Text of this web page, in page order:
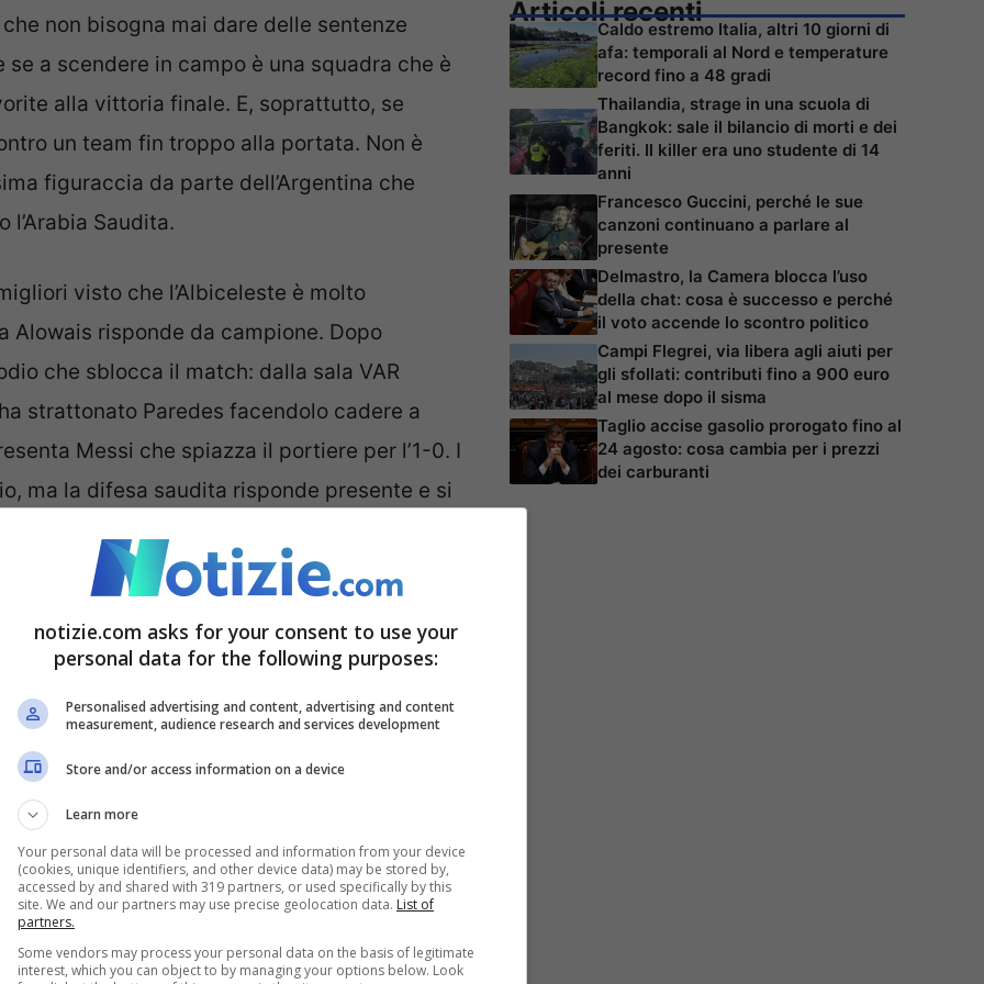
non bisogna mai dare delle sentenze
a scendere in campo è una squadra che è
alla vittoria finale. E, soprattutto, se
un team fin troppo alla portata. Non è
figuraccia da parte dell’Argentina che
Saudita.
visto che l’Albiceleste è molto
Alowais risponde da campione. Dopo
che sblocca il match: dalla sala VAR
ha strattonato Paredes facendolo cadere a
Messi che spiazza il portiere per l’1-0. I
ma la difesa saudita risponde presente e si
sauditi entrano in campo con un altro spirito
la situazione. Due eurogol che portano
alla ‘Messi’. L’Albiceleste accusa il colpo e
pareggio. Gol che non arriva visto che gli
e Scaloni le prova tutte.Alowais
argentini. Nei minuti di recupero
Al Shahrani con una ginocchiata
via dell’infortunio di un calciatore saudita)
Articoli recenti
Caldo estremo Italia, altri 10 giorni di
afa: temporali al Nord e temperature
record fino a 48 gradi
Thailandia, strage in una scuola di
Bangkok: sale il bilancio di morti e dei
feriti. Il killer era uno studente di 14
anni
Francesco Guccini, perché le sue
canzoni continuano a parlare al
presente
Delmastro, la Camera blocca l’uso
della chat: cosa è successo e perché
il voto accende lo scontro politico
Campi Flegrei, via libera agli aiuti per
gli sfollati: contributi fino a 900 euro
al mese dopo il sisma
Taglio accise gasolio prorogato fino al
24 agosto: cosa cambia per i prezzi
dei carburanti
notizie.com asks for your consent to use your
personal data for the following purposes:
Personalised advertising and content, advertising and content
measurement, audience research and services development
Store and/or access information on a device
Learn more
Your personal data will be processed and information from your device
(cookies, unique identifiers, and other device data) may be stored by,
accessed by and shared with 319 partners, or used specifically by this
site. We and our partners may use precise geolocation data. List of
partners.
Some vendors may process your personal data on the basis of legitimate
interest, which you can object to by managing your options below. Look